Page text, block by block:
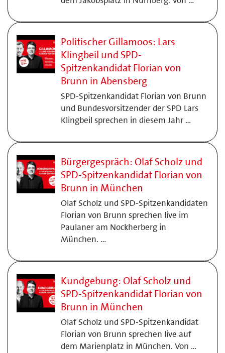
Politischer Gillamoos: Lars
Klingbeil und SPD-
Spitzenkandidat Florian von
Brunn in Abensberg
SPD-Spitzenkandidat Florian von Brunn
und Bundesvorsitzender der SPD Lars
Klingbeil sprechen in diesem Jahr …
Bürgergespräch: Olaf Scholz und
SPD-Spitzenkandidat Florian von
Brunn in München
Olaf Scholz und SPD-Spitzenkandidaten
Florian von Brunn sprechen live im
Paulaner am Nockherberg in
München. …
Kundgebung: Olaf Scholz und
SPD-Spitzenkandidat Florian von
Brunn in München
Olaf Scholz und SPD-Spitzenkandidat
Florian von Brunn sprechen live auf
dem Marienplatz in München. Von …